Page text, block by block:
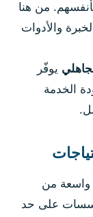
من هنا
والأدوات
يوفّر
الخدمة
من
على حد